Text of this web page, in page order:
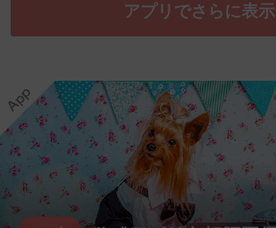
アプリでさらに表示